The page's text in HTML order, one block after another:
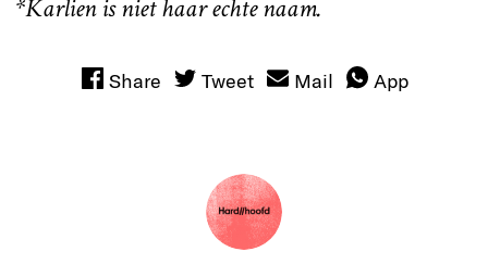
*Karlien is niet haar echte naam.
Share Tweet Mail App